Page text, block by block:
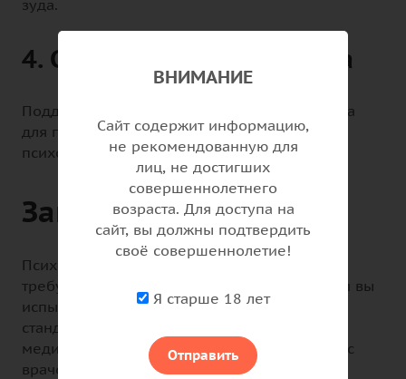
зуда.
4. Социальная поддержка
Поддержка семьи и близких особенно важна
для пациентов, у которых зуд связан с
психологическими травмами.
Заключение
Психогенный зуд - это состояние, которое
требует междисциплинарного подхода. Если вы
испытываете зуд, который не поддается
стандартному лечению, обратитесь за
медицинской помощью. Совместная работа с
врачом-дерматологом, психиатром и
ВНИМАНИЕ
Сайт содержит информацию,
не рекомендованную для
лиц, не достигших
совершеннолетнего
возраста. Для доступа на
сайт, вы должны подтвердить
своё совершеннолетие!
Я старше 18 лет
Отправить